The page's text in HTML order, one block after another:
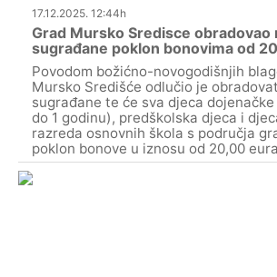
17.12.2025. 12:44h
Grad Mursko Sredisce obradovao
sugrađane poklon bonovima od
Povodom božićno-novogodišnjih
Mursko Središće odlučio je
sugrađane te će sva djeca
do 1 godinu), predškolska djeca i
razreda osnovnih škola s područja
poklon bonove u iznosu od 20,00